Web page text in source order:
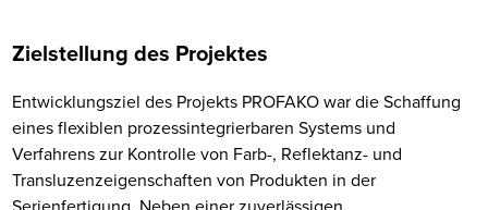
Zielstellung des Projektes
Entwicklungsziel des Projekts PROFAKO war die Schaffung
eines flexiblen prozessintegrierbaren Systems und
Verfahrens zur Kontrolle von Farb-, Reflektanz- und
Transluzenzeigenschaften von Produkten in der
Serienfertigung. Neben einer zuverlässigen